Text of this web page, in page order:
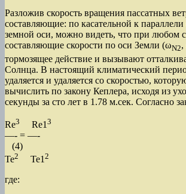
Разложив скорость вращения пассатных
составляющие: по касательной к
земной оси, можно видеть, что при любом
составляющие скорости по оси Земли (ωΝ2,
тормозящее действие и вызывают
Солнца. В настоящий климатический
удаляется и удаляется со скоростью,
вычислить по закону Кеплера, исходя из
секунды за сто лет в 1.78 м.сек. Согласно
Re3 Re1 3
—- =
(4)
Te2 Te1 2
где: